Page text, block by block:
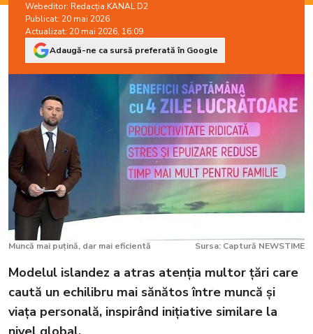
Webeditor: Redacția KANAL D2
Publicat: 20 mai 2026
Actualizat: 20 mai 2026, 16:09
Adaugă-ne ca sursă preferată în Google
Muncă mai puțină, dar mai eficientă Sursa: Captură NEWSTIME
Modelul islandez a atras atenția multor țări care
caută un echilibru mai sănătos între muncă și
viața personală, inspirând inițiative similare la